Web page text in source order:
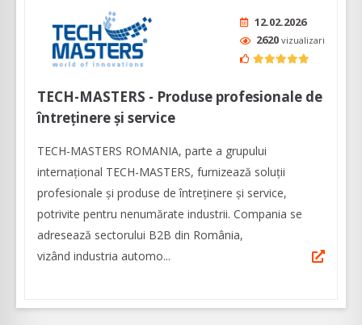
12.02.2026
2620 vizualizari
TECH-MASTERS - Produse profesionale de
întreținere și service
TECH-MASTERS ROMANIA, parte a grupului
internațional TECH-MASTERS, furnizează soluții
profesionale și produse de întreținere și service,
potrivite pentru nenumărate industrii. Compania se
adresează sectorului B2B din România,
vizând industria automo...